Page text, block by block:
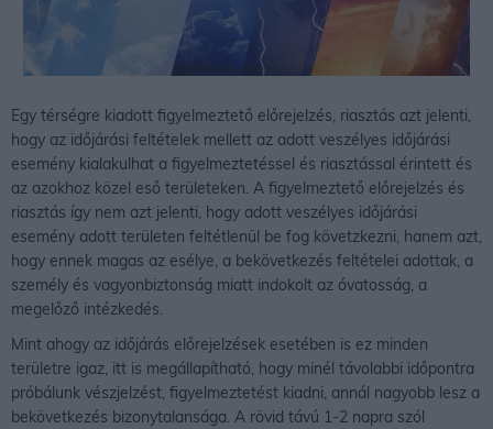
Egy térségre kiadott figyelmeztető előrejelzés, riasztás azt jelenti,
hogy az időjárási feltételek mellett az adott veszélyes időjárási
esemény kialakulhat a figyelmeztetéssel és riasztással érintett és
az azokhoz közel eső területeken. A figyelmeztető előrejelzés és
riasztás így nem azt jelenti, hogy adott veszélyes időjárási
esemény adott területen feltétlenül be fog követzkezni, hanem azt,
hogy ennek magas az esélye, a bekövetkezés feltételei adottak, a
személy és vagyonbiztonság miatt indokolt az óvatosság, a
megelőző intézkedés.
Mint ahogy az időjárás előrejelzések esetében is ez minden
területre igaz, itt is megállapítható, hogy minél távolabbi időpontra
próbálunk vészjelzést, figyelmeztetést kiadni, annál nagyobb lesz a
bekövetkezés bizonytalansága. A rövid távú 1-2 napra szól